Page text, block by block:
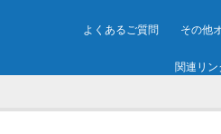
よくあるご質問 その他
関連リン